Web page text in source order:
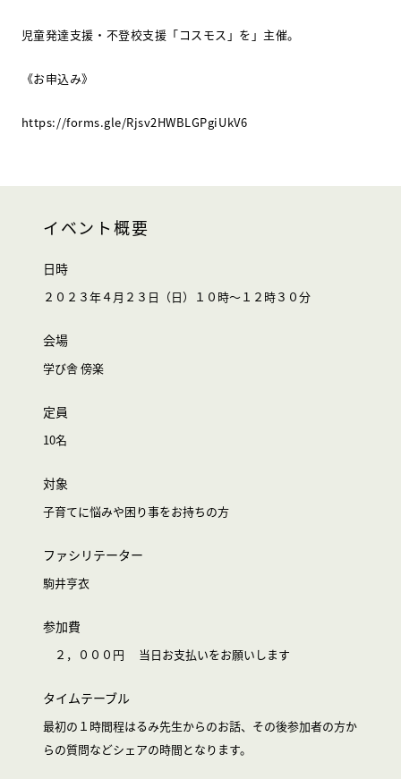
児童発達支援・不登校支援「コスモス」を」主催。
《お申込み》
https://forms.gle/Rjsv2HWBLGPgiUkV6
イベント概要
日時
２０２３年４月２３日（日）１０時～１２時３０分
会場
学び舎 傍楽
定員
10名
対象
子育てに悩みや困り事をお持ちの方
ファシリテーター
駒井亨衣
参加費
２，０００円 当日お支払いをお願いします
タイムテーブル
最初の１時間程はるみ先生からのお話、その後参加者の方か
らの質問などシェアの時間となります。